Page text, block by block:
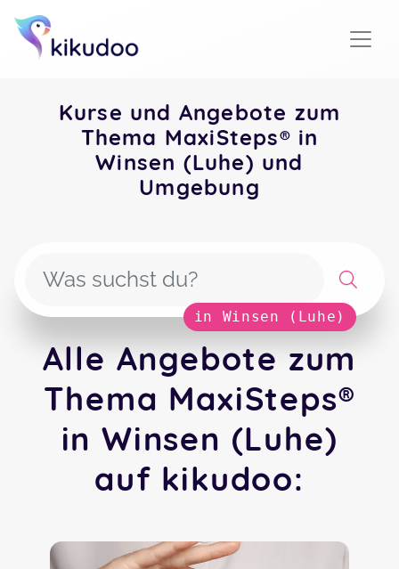
Kurse und Angebote zum
Thema MaxiSteps® in
Winsen (Luhe) und
Umgebung
in Winsen (Luhe)
Alle Angebote zum
Thema MaxiSteps®
in Winsen (Luhe)
auf kikudoo: